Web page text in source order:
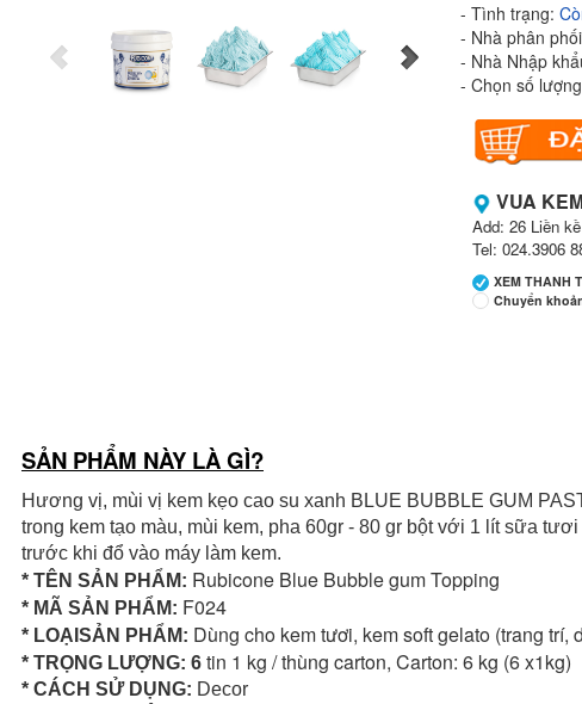
- Tình trạng:
- Nhà phân
- Nhà Nhập
- Chọn số
VUA
Add: 26 Liền
Tel: 024.3906
XEM THANH
Chuyển
Chủ TK:
Số TK:
Ngân hàng
Chi nhánh:
SẢN PHẨM NÀY LÀ GÌ?
Hương vị, mùi vị kem kẹo cao su xanh BLUE BUBBLE GUM
trong kem tạo màu, mùi kem, pha 60gr - 80 gr bột với 1 lít sữa
trước khi đổ vào máy làm kem.
* TÊN SẢN PHẨM: Rubicone Blue Bubble gum Topping
* MÃ SẢN PHẨM: F024
* LOẠISẢN PHẨM: Dùng cho kem tươi, kem soft gelato (trang trí,
* TRỌNG LƯỢNG: 6 tin 1 kg / thùng carton, Carton: 6 kg (6 x1kg)
* CÁCH SỬ DỤNG: Decor